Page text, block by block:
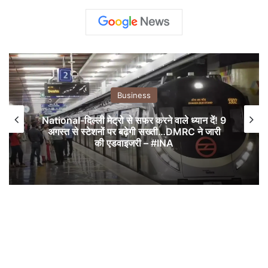
Business
National-दिल्ली मेट्रो से सफर करने वाले ध्यान दें! 9
अगस्त से स्टेशनों पर बढ़ेगी सख्ती…DMRC ने जारी
की एडवाइजरी – #INA